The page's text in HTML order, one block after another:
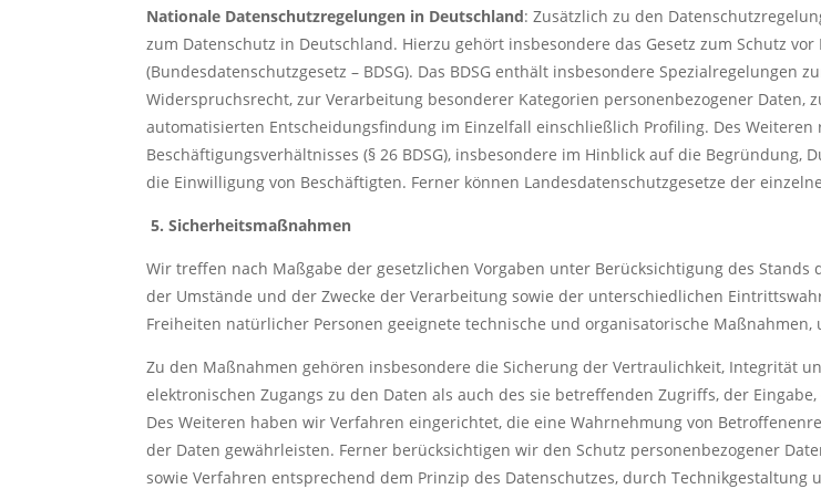
Nationale Datenschutzregelungen in Deutschland: Zusätzlich zu den
zum Datenschutz in Deutschland. Hierzu gehört insbesondere das Gesetz zum Schutz
(Bundesdatenschutzgesetz – BDSG). Das BDSG enthält insbesondere Spezialregelungen
Widerspruchsrecht, zur Verarbeitung besonderer Kategorien personenbezogener
automatisierten Entscheidungsfindung im Einzelfall einschließlich Profiling. Des
Beschäftigungsverhältnisses (§ 26 BDSG), insbesondere im Hinblick auf die
die Einwilligung von Beschäftigten. Ferner können Landesdatenschutzgesetze der
5. Sicherheitsmaßnahmen
Wir treffen nach Maßgabe der gesetzlichen Vorgaben unter Berücksichtigung des
der Umstände und der Zwecke der Verarbeitung sowie der unterschiedlichen
Freiheiten natürlicher Personen geeignete technische und organisatorische
Zu den Maßnahmen gehören insbesondere die Sicherung der Vertraulichkeit, Integrität
elektronischen Zugangs zu den Daten als auch des sie betreffenden Zugriffs, der
Des Weiteren haben wir Verfahren eingerichtet, die eine Wahrnehmung von
der Daten gewährleisten. Ferner berücksichtigen wir den Schutz personenbezogener
sowie Verfahren entsprechend dem Prinzip des Datenschutzes, durch